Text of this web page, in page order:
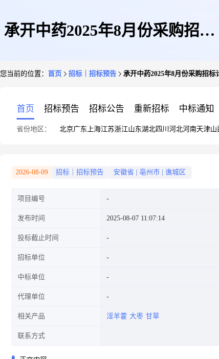
承开中药2025年8月份采购招标
您当前的位置： 首页 招标｜招标预告 承开中药2025年8月份采购招标
首页 招标预告 招标公告 重新招标 中标通知
省份地区： 北京广东 上海江苏浙江山东湖北四川 河北河南天津山
2026-08-09 招标｜招标预告 安徽省 亳州市 谯城区
项目编号
发布时间 2025-08-07 11:07:14
投标截止时间
招标单位
中标单位
代理单位
相关产品 淫羊藿 大枣 甘草
联系方式